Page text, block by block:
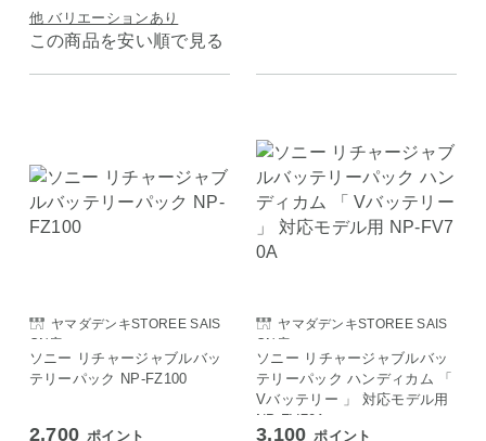
他 バリエーションあり
この商品を安い順で見る
ヤマダデンキSTOREE SAIS
ON店
ソニー リチャージャブルバッ
テリーパック NP-FZ100
2,700 ポイント
ヤマダデンキSTOREE SAIS
ON店
ソニー リチャージャブルバッ
テリーパック ハンディカム 「
Vバッテリー 」 対応モデル用
NP-FV70A
3,100 ポイント